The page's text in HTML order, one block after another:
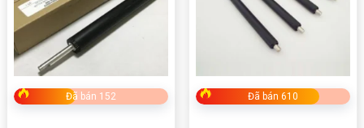
Đã bán 152 Đã bán 610